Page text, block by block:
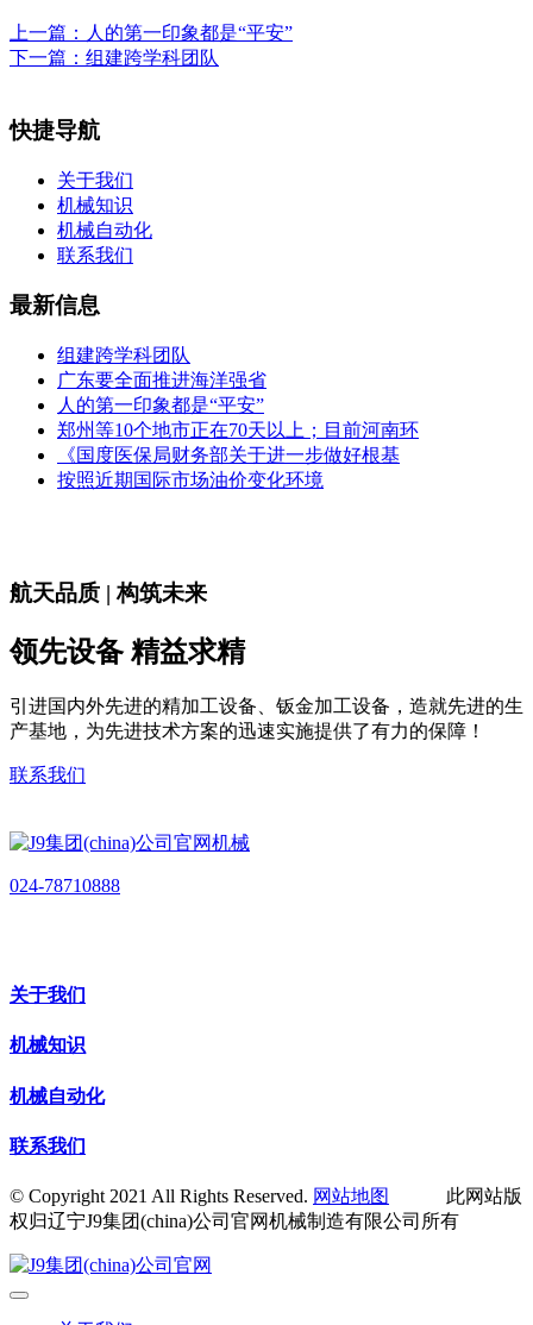
上一篇： 人的第一印象都是“平安”
下一篇： 组建跨学科团队
快捷导航
关于我们
机械知识
机械自动化
联系我们
最新信息
组建跨学科团队
广东要全面推进海洋强省
人的第一印象都是“平安”
郑州等10个地市正在70天以上；目前河南环
《国度医保局财务部关于进一步做好根基
按照近期国际市场油价变化环境
航天品质 | 构筑未来
领先设备 精益求精
引进国内外先进的精加工设备、钣金加工设备，造就先进的生
产基地，为先进技术方案的迅速实施提供了有力的保障！
联系我们
024-78710888
关于我们
机械知识
机械自动化
联系我们
© Copyright 2021 All Rights Reserved. 网站地图
此网站版
权归辽宁J9集团(china)公司官网机械制造有限公司所有